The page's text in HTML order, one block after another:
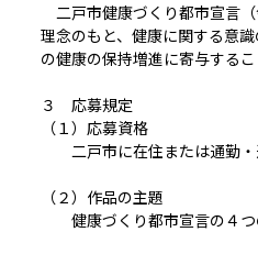
二戸市健康づくり都市宣言
理念のもと、健康に関する意
の健康の保持増進に寄与するこ
３ 応募規定
（１）応募資格
二戸市に在住または通勤・
（２）作品の主題
健康づくり都市宣言の４つ